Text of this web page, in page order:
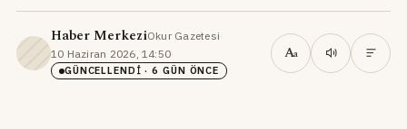
Haber MerkeziOkur Gazetesi·
10 Haziran 2026, 14:50·
GÜNCELLENDI · 6 GÜN ÖNCE
Aa